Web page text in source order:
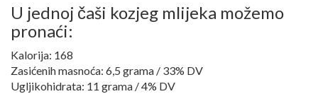
U jednoj čaši kozjeg mlijeka možemo
pronaći:
Kalorija: 168
Zasićenih masnoća: 6,5 grama / 33% DV
Ugljikohidrata: 11 grama / 4% DV